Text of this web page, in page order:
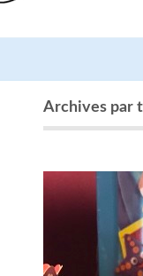
Archives par